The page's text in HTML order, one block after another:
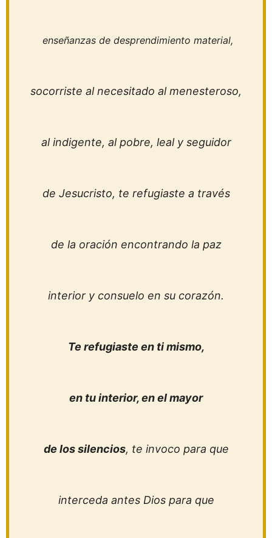
enseñanzas de desprendimiento material,
socorriste al necesitado al menesteroso,
al indigente, al pobre, leal y seguidor
de Jesucristo, te refugiaste a través
de la oración encontrando la paz
interior y consuelo en su corazón.
Te refugiaste en ti mismo,
en tu interior, en el mayor
de los silencios, te invoco para que
interceda antes Dios para que